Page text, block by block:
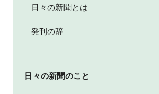
日々の新聞とは
発刊の辞
日々の新聞のこと